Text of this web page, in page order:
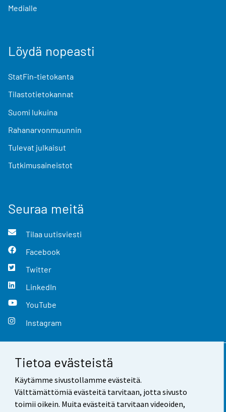
Tietoa evästeistä
Käytämme sivustollamme evästeitä.
Välttämättömiä evästeitä tarvitaan, jotta sivusto
toimii oikein. Muita evästeitä tarvitaan videoiden,
Medialle
Löydä nopeasti
StatFin-tietokanta
Tilastotietokannat
Suomi lukuina
Rahanarvonmuunnin
Tulevat julkaisut
Tutkimusaineistot
Seuraa meitä
Tilaa uutisviesti
Facebook
Twitter
LinkedIn
YouTube
Instagram
Yhteystiedot
Palaute
Käyttöehdot